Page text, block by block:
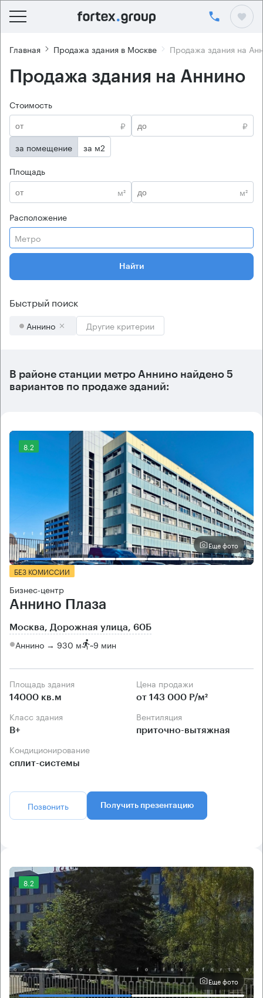
Главная Продажа здания в Москве Продажа здания на
Продажа здания на Аннино
Стоимость
₽
₽
за помещение
за м2
Площадь
м²
м²
Расположение
Метро
Найти
Быстрый поиск
Аннино Другие критерии
В районе станции метро Аннино найдено 5
вариантов по продаже зданий:
8.2
Еще фото
БЕЗ КОМИССИИ
Бизнес-центр
Аннино Плаза
Москва, Дорожная улица, 60Б
Аннино → 930 м ~9 мин
Площадь здания
14000 кв.м
Цена продажи
от 143 000 Р/м²
Класс здания
B+
Вентиляция
приточно-вытяжная
Кондиционирование
сплит-системы
Позвонить Получить презентацию
8.2
Еще фото